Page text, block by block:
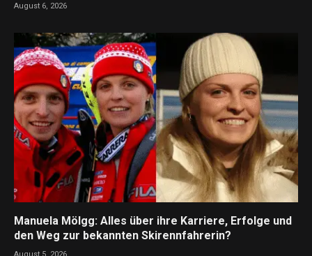
August 6, 2026
Manuela Mölgg: Alles über ihre Karriere, Erfolge und
den Weg zur bekannten Skirennfahrerin?
August 5, 2026